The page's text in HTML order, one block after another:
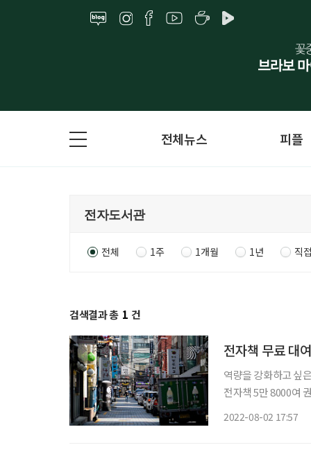
전체뉴스 피플
전체 1주 1개월 1년 직
검색결과 총 1 건
전자책 무료 대
역량을 강화하고 싶
전자책 5만 8000여
2022-08-02 17:57